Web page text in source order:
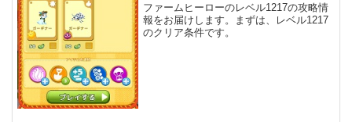
ファームヒーローのレベル1217の攻略情
報をお届けします。まずは、レベル1217
のクリア条件です。